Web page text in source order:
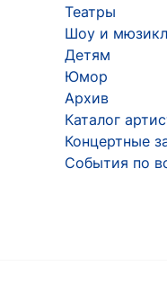
Театры
Шоу и
Детям
Юмор
Архив
Каталог
Концертные
События по